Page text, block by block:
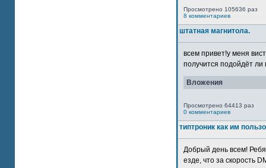
Просмотрено 105636 раз
8 комментариев
штатная магнитола.
всем привет!у меня
получится подойдёт ли
Вложения
Просмотрено 64413 раз
0 комментариев
типтроник как им
Добрый день всем!
езде, что за скорость